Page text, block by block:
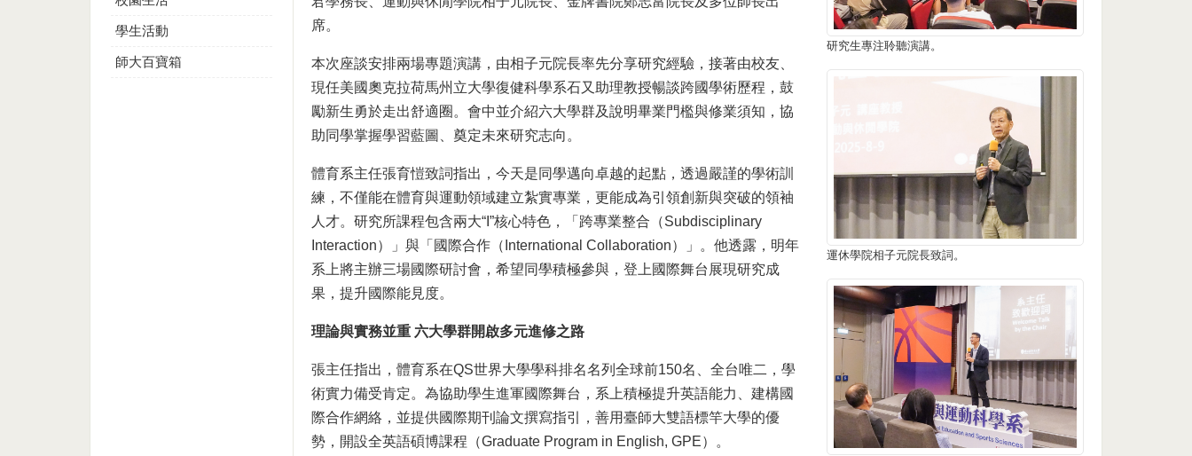
學生活動
師大百寶箱
研究生專注聆聽演講。
運休學院相子元院長致詞。
席。
本次座談安排兩場專題演講，由相子元院長率先分享研究經驗，接著由校友、
現任美國奧克拉荷馬州立大學復健科學系石又助理教授暢談跨國學術歷程，鼓
勵新生勇於走出舒適圈。會中並介紹六大學群及說明畢業門檻與修業須知，協
助同學掌握學習藍圖、奠定未來研究志向。
體育系主任張育愷致詞指出，今天是同學邁向卓越的起點，透過嚴謹的學術訓
練，不僅能在體育與運動領域建立紮實專業，更能成為引領創新與突破的領袖
人才。研究所課程包含兩大“I”核心特色，「跨專業整合（Subdisciplinary
Interaction）」與「國際合作（International Collaboration）」。他透露，明年
系上將主辦三場國際研討會，希望同學積極參與，登上國際舞台展現研究成
果，提升國際能見度。
理論與實務並重 六大學群開啟多元進修之路
張主任指出，體育系在QS世界大學學科排名名列全球前150名、全台唯二，學
術實力備受肯定。為協助學生進軍國際舞台，系上積極提升英語能力、建構國
際合作網絡，並提供國際期刊論文撰寫指引，善用臺師大雙語標竿大學的優
勢，開設全英語碩博課程（Graduate Program in English, GPE）。